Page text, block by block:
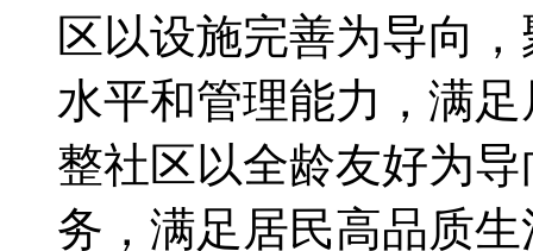
区以设施完善为导向
水平和管理能力，满
整社区以全龄友好为
务，满足居民高品质